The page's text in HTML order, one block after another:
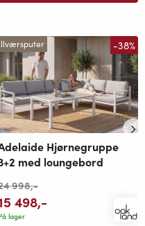
-38%
Hjørnegruppe
med loungebord
998,-
498,-
lager